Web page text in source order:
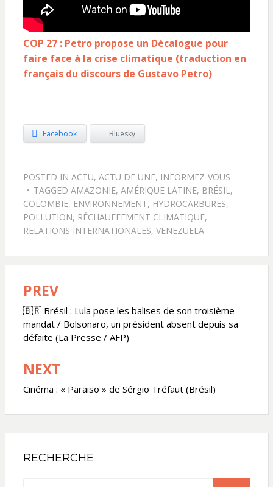
COP 27 : Petro propose un Décalogue pour
faire face à la crise climatique (traduction en
français du discours de Gustavo Petro)
Facebook Bluesky
POSTED IN ACTU, ACTU DE UNE, INFORMEZ-VOUS
TAGGED AMAZONIE, AMÉRIQUE LATINE, BRÉSIL ,
COLOMBIE, ENVIRONNEMENT, HYDROCARBURES,
POLLUTION, RÉCHAUFFEMENT CLIMATIQUE,
RELATIONS INTERNATIONALES, VENEZUELA
Navigation
de
l’article
PREV
🇧🇷 Brésil : Lula pose les balises de son troisième
mandat / Bolsonaro, un président absent depuis sa
défaite (La Presse / AFP)
NEXT
Cinéma : « Paraiso » de Sérgio Tréfaut (Brésil)
RECHERCHE